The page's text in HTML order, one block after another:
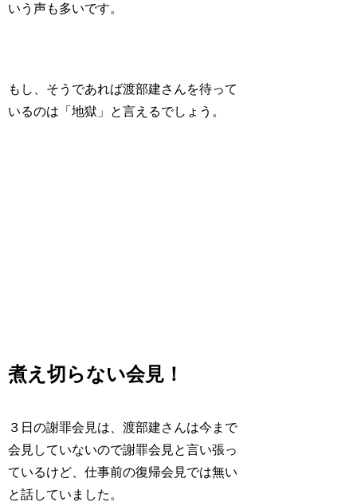
いう声も多いです。
もし、そうであれば渡部建さんを待って
いるのは「地獄」と言えるでしょう。
煮え切らない会見！
３日の謝罪会見は、渡部建さんは今まで
会見していないので謝罪会見と言い張っ
ているけど、仕事前の復帰会見では無い
と話していました。